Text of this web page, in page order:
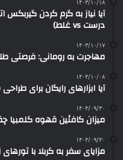
۱۴۰۳/۱۰/۱۸
آیا نیاز به گرم کردن گیربکس
درست vs غلط)
۱۴۰۳/۱۰/۱۷
مهاجرت به رومانی: فرصتی
۱۴۰۴/۱۰/۰۸
آیا ابزارهای رایگان برای
۱۴۰۴/۰۹/۳۰
میزان کافئین قهوه کلمبیا
۱۴۰۴/۰۹/۳۰
مزایای سفر به کربلا با